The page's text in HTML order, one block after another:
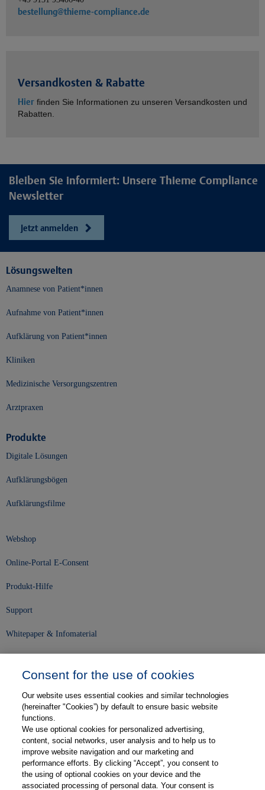
bestellung@thieme-compliance.de
Versandkosten & Rabatte
Hier finden Sie Informationen zu unseren Versandkosten und
Rabatten.
Bleiben Sie informiert: Unsere Thieme Compliance
Newsletter
Jetzt anmelden
Lösungswelten
Anamnese von Patient*innen
Aufnahme von Patient*innen
Aufklärung von Patient*innen
Kliniken
Medizinische Versorgungszentren
Arztpraxen
Produkte
Digitale Lösungen
Aufklärungsbögen
Aufklärungsfilme
Webshop
Online-Portal E-Consent
Produkt-Hilfe
Support
Whitepaper & Infomaterial
Karriere
Kontakt
Web-Semniare
Anwenderberichte
Consent for the use of cookies
Our website uses essential cookies and similar technologies
(hereinafter "Cookies”) by default to ensure basic website
functions.
We use optional cookies for personalized advertising,
content, social networks, user analysis and to help us to
improve website navigation and our marketing and
performance efforts. By clicking “Accept”, you consent to
the using of optional cookies on your device and the
associated processing of personal data. Your consent is